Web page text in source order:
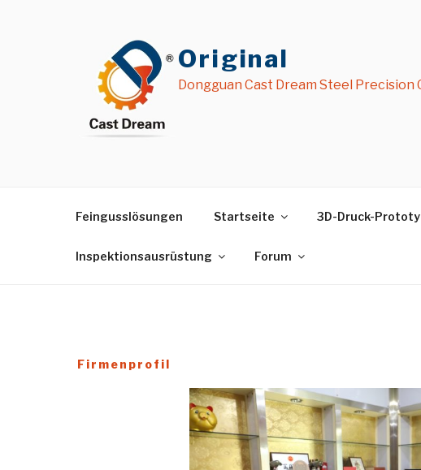
Original
Dongguan Cast Dream Steel Precision
Feingusslösungen Startseite 3D-Druck-
Inspektionsausrüstung Forum
Firmenprofil